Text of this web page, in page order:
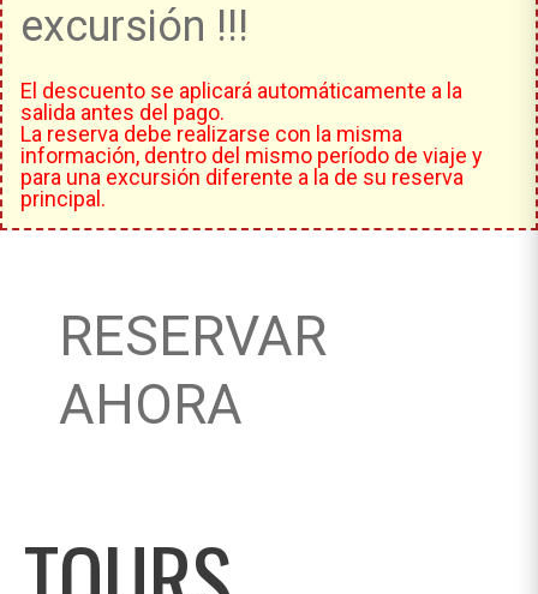
excursión !!!
El descuento se aplicará automáticamente a la
salida antes del pago.
La reserva debe realizarse con la misma
información, dentro del mismo período de viaje y
para una excursión diferente a la de su reserva
principal.
RESERVAR
AHORA